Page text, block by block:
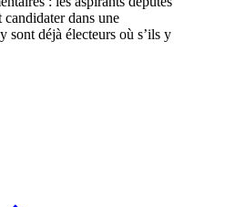
candidater dans une
sont déjà électeurs où s’ils y